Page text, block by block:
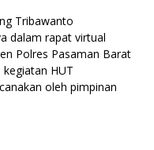
Tribawanto
dalam rapat virtual
Polres Pasaman Barat
HUT
oleh pimpinan